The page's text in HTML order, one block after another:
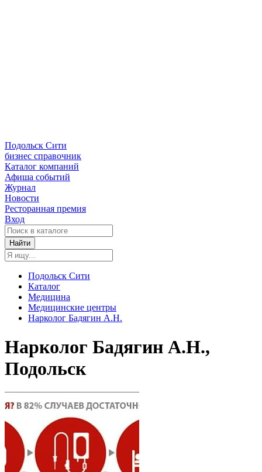
Подольск Сити
бизнес справочник
Каталог компаний
Афиша событий
Журнал
Новости
Ресторанная премия
Вход
Найти
Подольск Сити
Каталог
Медицина
Медицинские центры
Нарколог Бадягин А.Н.
Нарколог Бадягин А.Н.,
Подольск